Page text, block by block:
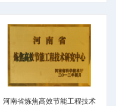
河南省炼焦高效节能工程技术